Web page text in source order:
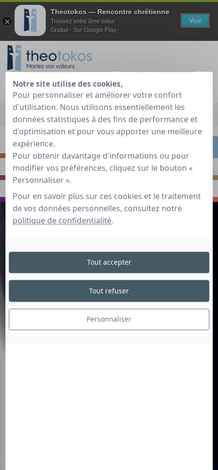
Je teste gratuitement
Accueil»Guide de rencontre chrétienne»Rencontrer»
Reconnaître le grand amour : clés de discernement
S'INTERROGER
PRIER S'INSPIRER
VOYAGER ECHANGER
Theotokos — Rencontre chrétienne
Trouvez votre âme sœur
Gratuit - Sur Google Play
Voir
Notre site utilise des cookies,
Pour personnaliser et améliorer votre confort
d'utilisation. Nous utilisons essentiellement les
données statistiques à des fins de performance et
d'optimisation et pour vous apporter une meilleure
expérience.
Pour obtenir davantage d'informations ou pour
modifier vos préférences, cliquez sur le bouton «
Personnaliser ».
Pour en savoir plus sur ces cookies et le traitement
de vos données personnelles, consultez notre
politique de confidentialité.
Personnaliser
Tout refuser
Tout accepter